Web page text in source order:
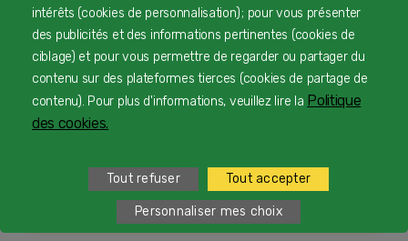
Une équipe d’experts en nutrition infantile rien que
pour vous 24/7 gratuitement
1 Service et appel gratuits en France hors collectivités
du lundi au vendredi de 9h à 19h et samedi de 9h à 18h
intérêts (cookies de personnalisation) ; pour vous présenter
des publicités et des informations pertinentes (cookies de
ciblage) et pour vous permettre de regarder ou partager du
contenu sur des plateformes tierces (cookies de partage de
contenu). Pour plus d'informations, veuillez lire la Politique
des cookies.
Tout refuser Tout accepter
Personnaliser mes choix